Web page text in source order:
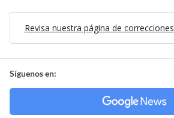
Revisa nuestra página de correcciones
Síguenos en: